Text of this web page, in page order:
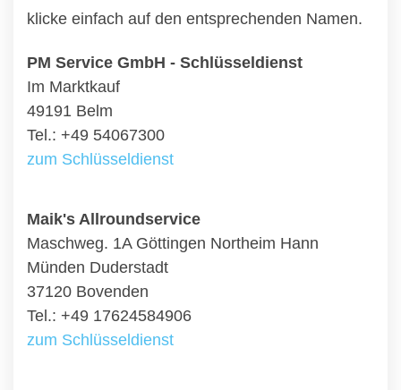
klicke einfach auf den entsprechenden Namen.
PM Service GmbH - Schlüsseldienst
Im Marktkauf
49191 Belm
Tel.: +49 54067300
zum Schlüsseldienst
Maik's Allroundservice
Maschweg. 1A Göttingen Northeim Hann
Münden Duderstadt
37120 Bovenden
Tel.: +49 17624584906
zum Schlüsseldienst